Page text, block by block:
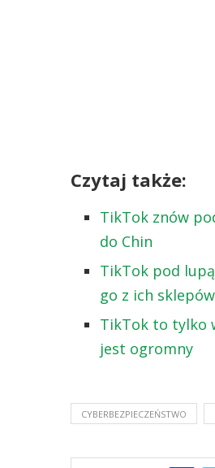
Czytaj także:
TikTok znów
do Chin
TikTok pod
go z ich
TikTok to tylko
jest ogromny
CYBERBEZPIECZEŃSTWO